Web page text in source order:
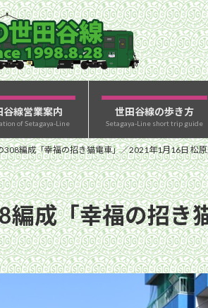
谷線営業案内
of Setagaya-Line
世田谷線の歩き方
Setagaya-Line short trip guide
308編成「幸福の招き猫電車」／2021年1月16日 松
編成「幸福の招き